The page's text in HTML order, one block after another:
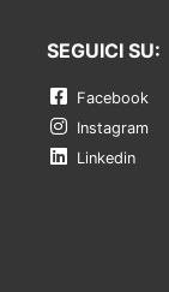
SEGUICI SU:
Facebook
Instagram
Linkedin